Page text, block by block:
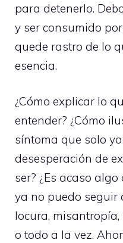
para detenerlo.
y ser consumido
quede rastro de lo
esencia.
¿Cómo explicar lo
entender? ¿Cómo
síntoma que solo
desesperación de
ser? ¿Es acaso
ya no puedo seguir
locura,
o todo a la vez.